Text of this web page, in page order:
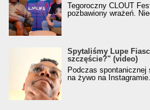
Tegoroczny CLOUT
pozbawiony wrażeń.
Spytaliśmy Lupe
szczęście?" (video)
Podczas spontanicznej
na żywo na